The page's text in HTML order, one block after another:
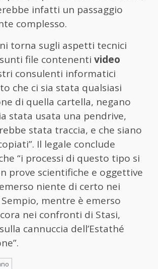
infatti un passaggio
complesso.
torna sugli aspetti tecnici
file contenenti video
consulenti informatici
che ci sia stata qualsiasi
di quella cartella, negano
stata usata una pendrive,
stata traccia, e che siano
Il legale conclude
“i processi di questo tipo si
prove scientifiche e oggettive
niente di certo nei
mentre è emerso
nei confronti di Stasi,
cannuccia dell’Estathé